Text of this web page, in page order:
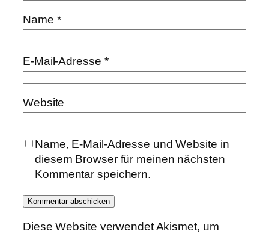
Name *
E-Mail-Adresse *
Website
Name, E-Mail-Adresse und Website in
diesem Browser für meinen nächsten
Kommentar speichern.
Diese Website verwendet Akismet, um